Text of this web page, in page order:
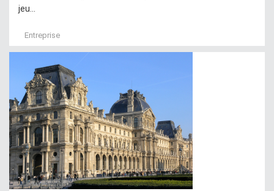
jeu...
Entreprise